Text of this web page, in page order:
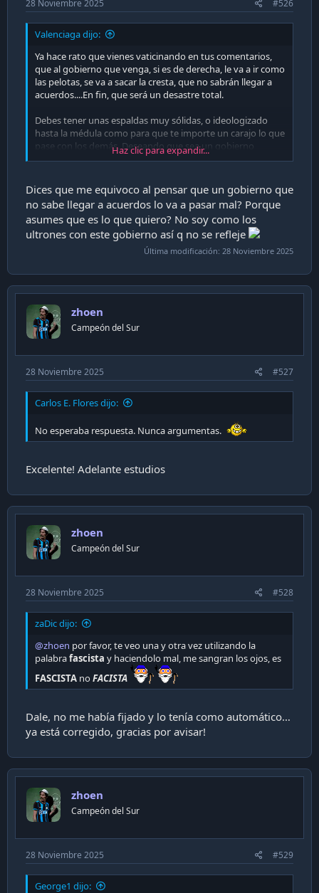
28 Noviembre 2025 #526
Valenciaga dijo:
Ya hace rato que vienes vaticinando en tus comentarios,
que al gobierno que venga, si es de derecha, le va a ir como
las pelotas, se va a sacar la cresta, que no sabrán llegar a
acuerdos....En fin, que será un desastre total.
Debes tener unas espaldas muy sólidas, o ideologizado
hasta la médula como para que te importe un carajo lo que
pase con los demás. Deseando que sea un gobierno
destinado al fracaso...........Muy en linea con el FA y PC, por
llenaron los bolsillos hasta hartarse, les importan un carajo
lo que pase con el resto.
Haz clic para expandir...
Dices que me equivoco al pensar que un gobierno que
no sabe llegar a acuerdos lo va a pasar mal? Porque
asumes que es lo que quiero? No soy como los
ultrones con este gobierno así q no se refleje
Última modificación: 28 Noviembre 2025
zhoen
Campeón del Sur
28 Noviembre 2025 #527
Carlos E. Flores dijo:
No esperaba respuesta. Nunca argumentas.
Excelente! Adelante estudios
zhoen
Campeón del Sur
28 Noviembre 2025 #528
zaDic dijo:
@zhoen por favor, te veo una y otra vez utilizando la
palabrafascista y haciendolo mal, me sangran los ojos, es
FASCISTA noFACISTA
Dale, no me había fijado y lo tenía como automático…
ya está corregido, gracias por avisar!
zhoen
Campeón del Sur
28 Noviembre 2025 #529
George1 dijo: